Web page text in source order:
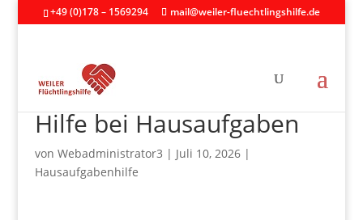
+49 (0)178 – 1569294 mail@weiler-fluechtlingshilfe.de
Hilfe bei Hausaufgaben
von Webadministrator3 | Juli 10, 2026|
Hausaufgabenhilfe